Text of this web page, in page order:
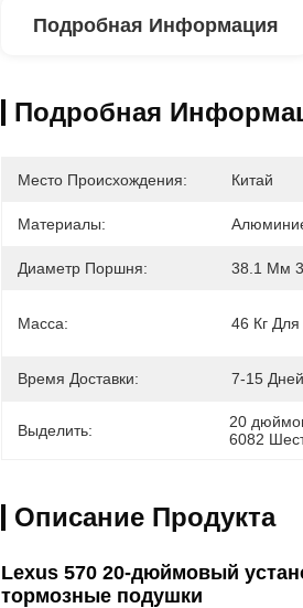
Подробная Информация
Подробная
Место Происхождения: Китай
Материалы:
Диаметр Поршня: 38.1 Мм
Масса: 46 Кг
Время Доставки: 7-15 Дней
Выделить: 20
6082
Описание Продукта
Lexus 570 20-дюймовый
тормозные подушки